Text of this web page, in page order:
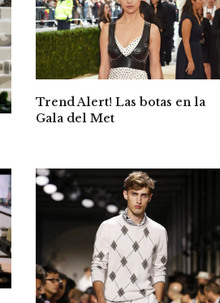
Trend Alert! Las botas en la
Gala del Met